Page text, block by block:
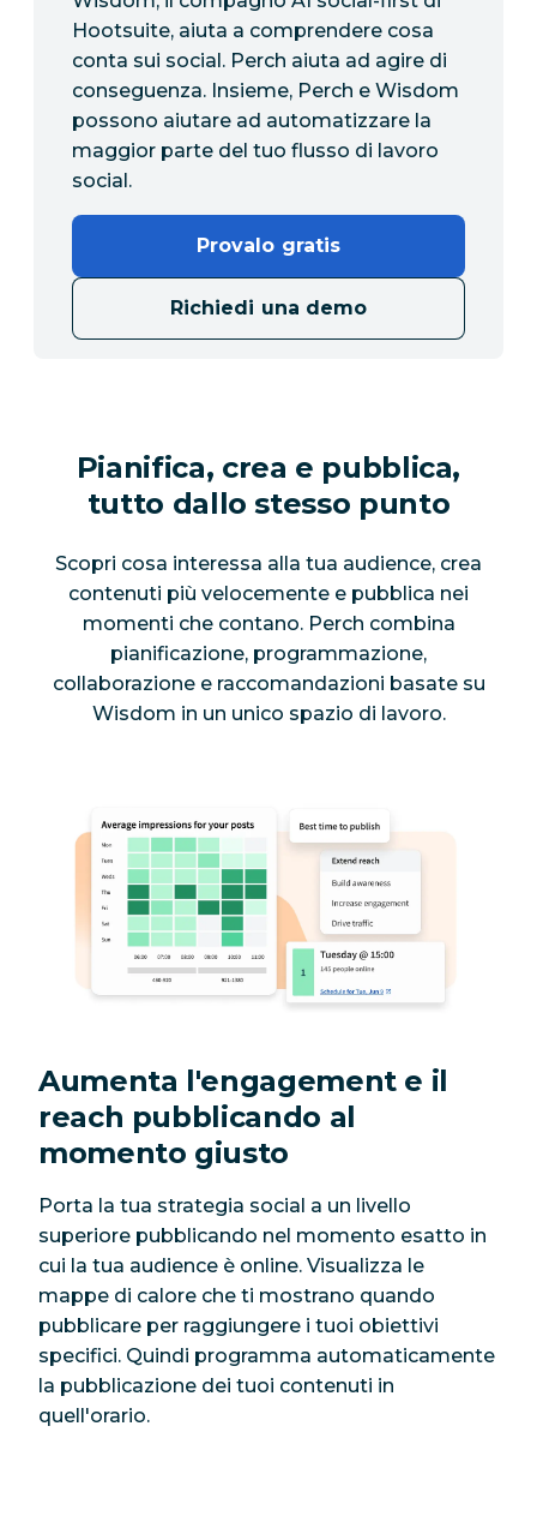
Hootsuite, aiuta a comprendere cosa
conta sui social. Perch aiuta ad agire di
conseguenza. Insieme, Perch e Wisdom
possono aiutare ad automatizzare la
maggior parte del tuo flusso di lavoro
social.
Provalo gratis
Richiedi una demo
Pianifica, crea e pubblica,
tutto dallo stesso punto
Scopri cosa interessa alla tua audience, crea
contenuti più velocemente e pubblica nei
momenti che contano. Perch combina
pianificazione, programmazione,
collaborazione e raccomandazioni basate su
Wisdom in un unico spazio di lavoro.
Aumenta l'engagement e il
reach pubblicando al
momento giusto
Porta la tua strategia social a un livello
superiore pubblicando nel momento esatto in
cui la tua audience è online. Visualizza le
mappe di calore che ti mostrano quando
pubblicare per raggiungere i tuoi obiettivi
specifici. Quindi programma automaticamente
la pubblicazione dei tuoi contenuti in
quell'orario.